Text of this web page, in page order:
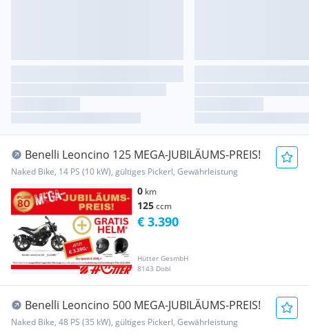
Benelli Leoncino 125 MEGA-JUBILÄUMS-PREIS!
Naked Bike, 14 PS (10 kW), gültiges Pickerl, Gewährleistung
0 km
125ccm
Hütter GesmbH
8143 Dobl
€ 3.390
Benelli Leoncino 500 MEGA-JUBILÄUMS-PREIS!
Naked Bike, 48 PS (35 kW), gültiges Pickerl, Gewährleistung